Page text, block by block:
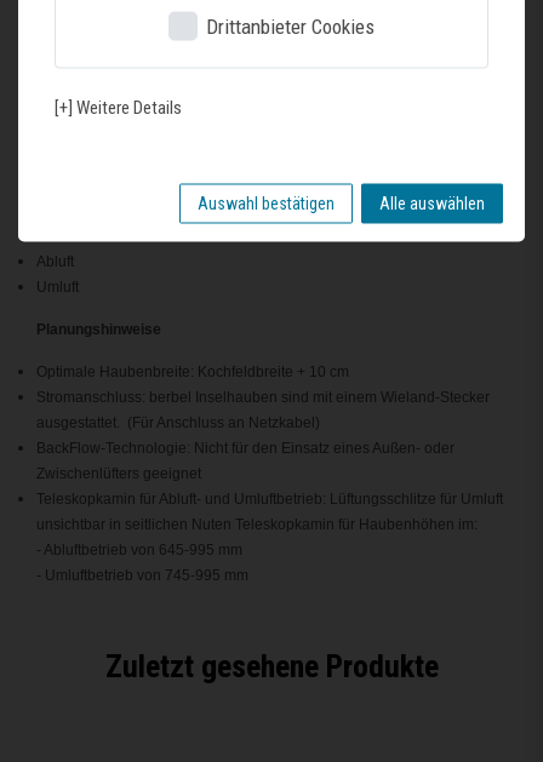
Einfache Planbarkeit durch in der Höhe verstellbarem Teleskopkamin
Mehr Bedienkomfort durch berbel Connect: z.B.: Steuerung per
Abluft
Umluft
Planungshinweise
Optimale Haubenbreite: Kochfeldbreite + 10 cm
Stromanschluss: berbel Inselhauben sind mit einem Wieland-Stecker
ausgestattet. (Für Anschluss an Netzkabel)
BackFlow-Technologie: Nicht für den Einsatz eines Außen- oder
Zwischenlüfters geeignet
Teleskopkamin für Abluft- und Umluftbetrieb: Lüftungsschlitze für Umluft
unsichtbar in seitlichen Nuten Teleskopkamin für Haubenhöhen im:
- Abluftbetrieb von 645-995 mm
- Umluftbetrieb von 745-995 mm
Zuletzt gesehene Produkte
Drittanbieter Cookies
[+] Weitere Details
Auswahl bestätigen Alle auswählen